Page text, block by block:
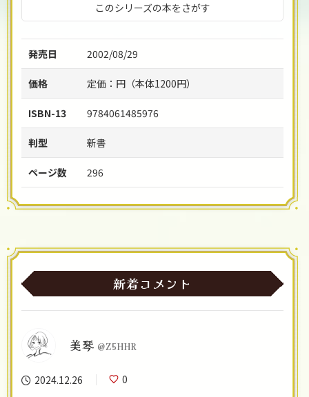
このシリーズの本をさがす
発売日 2002/08/29
価格 定価： 円（本体1200円）
ISBN-13 9784061485976
判型 新書
ページ数 296
新着コメント
美琴 @Z5HHR
2024.12.26
0